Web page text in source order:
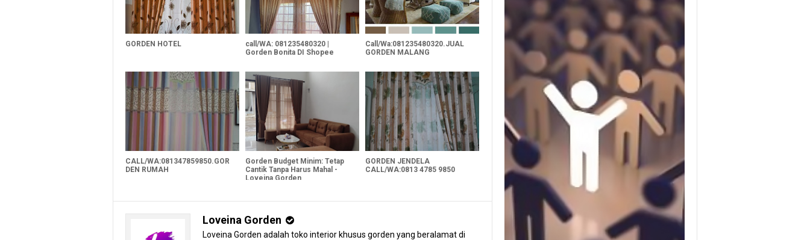
GORDEN HOTEL
call/WA: 081235480320 |
Gorden Bonita DI Shopee
Call/Wa:081235480320.JUAL
GORDEN MALANG
CALL/WA:081347859850.GOR
DEN RUMAH
Gorden Budget Minim: Tetap
Cantik Tanpa Harus Mahal -
Loveina Gorden
GORDEN JENDELA
CALL/WA:0813 4785 9850
Loveina Gorden
Loveina Gorden adalah toko interior khusus gorden yang beralamat di